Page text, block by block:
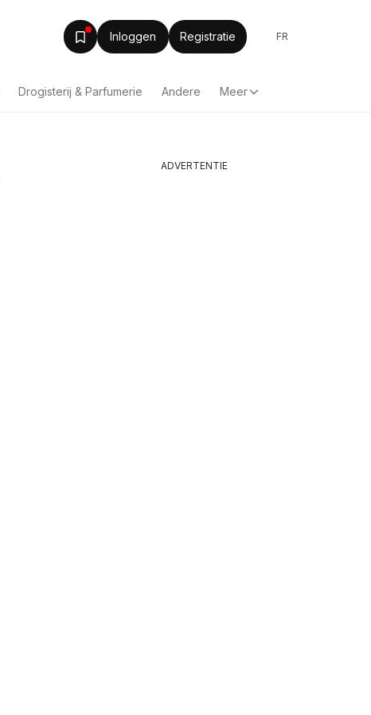
Inloggen Registratie FR
Drogisterij & Parfumerie Andere Meer
ADVERTENTIE